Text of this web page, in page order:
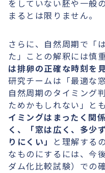
をしていない胚や一般
まるとは限りません。
さらに、自然周期で「
た」ことの解釈には慎
は排卵の正確な時刻を
研究チームは「最適な
自然周期のタイミング
ためかもしれない」と
イミングはまったく関
く、「窓は広く、多少
りにくい」
と理解する
なものにするには、今
ダム化比較試験）での